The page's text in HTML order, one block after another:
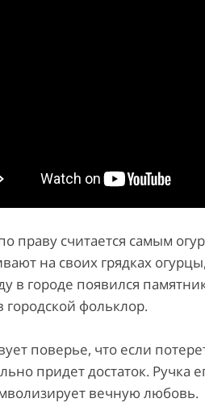
праву считается самым
на своих грядках
в городе появился
городской фольклор.
поверье, что если
придет достаток. Ручка
вечную любовь.